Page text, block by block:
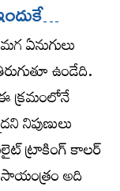
ఏనుగులు
ఉండేది.
క్రమంలోనే
నిపుణులు
ట్రాకింగ్‌ కాలర్‌
అది